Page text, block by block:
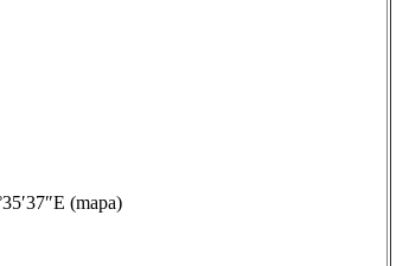
(mapa)